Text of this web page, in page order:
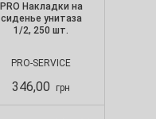
PRO Накладки на
сиденье унитаза
1/2, 250 шт.
PRO-SERVICE
346,00 грн